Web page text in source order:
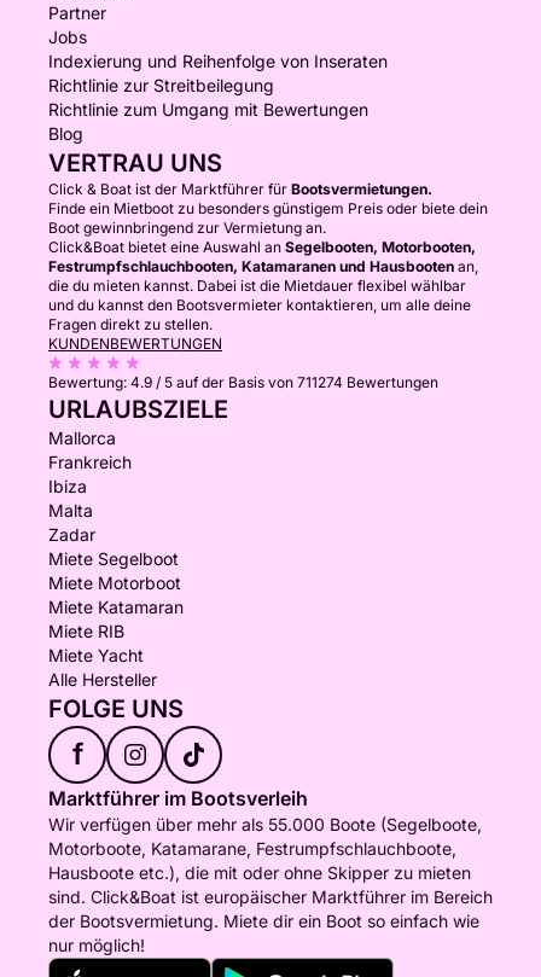
Partner
Jobs
Indexierung und Reihenfolge von Inseraten
Richtlinie zur Streitbeilegung
Richtlinie zum Umgang mit Bewertungen
Blog
VERTRAU UNS
Click & Boat ist der Marktführer für Bootsvermietungen.
Finde ein Mietboot zu besonders günstigem Preis oder biete dein
Boot gewinnbringend zur Vermietung an.
Click&Boat bietet eine Auswahl an Segelbooten, Motorbooten,
Festrumpfschlauchbooten, Katamaranen und Hausbooten an,
die du mieten kannst. Dabei ist die Mietdauer flexibel wählbar
und du kannst den Bootsvermieter kontaktieren, um alle deine
Fragen direkt zu stellen.
KUNDENBEWERTUNGEN
Bewertung: 4.9 / 5 auf der Basis von 711274 Bewertungen
URLAUBSZIELE
Mallorca
Frankreich
Ibiza
Malta
Zadar
Miete Segelboot
Miete Motorboot
Miete Katamaran
Miete RIB
Miete Yacht
Alle Hersteller
FOLGE UNS
f
Marktführer im Bootsverleih
Wir verfügen über mehr als 55.000 Boote (Segelboote,
Motorboote, Katamarane, Festrumpfschlauchboote,
Hausboote etc.), die mit oder ohne Skipper zu mieten
sind. Click&Boat ist europäischer Marktführer im Bereich
der Bootsvermietung. Miete dir ein Boot so einfach wie
nur möglich!